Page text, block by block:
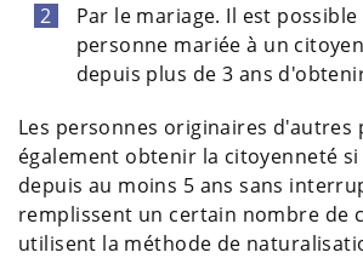
Par le mariage. Il est
personne mariée à un
depuis plus de 3 ans
Les personnes originaires d'autres
également obtenir la citoyenneté si
depuis au moins 5 ans sans
remplissent un certain nombre de
utilisent la méthode de